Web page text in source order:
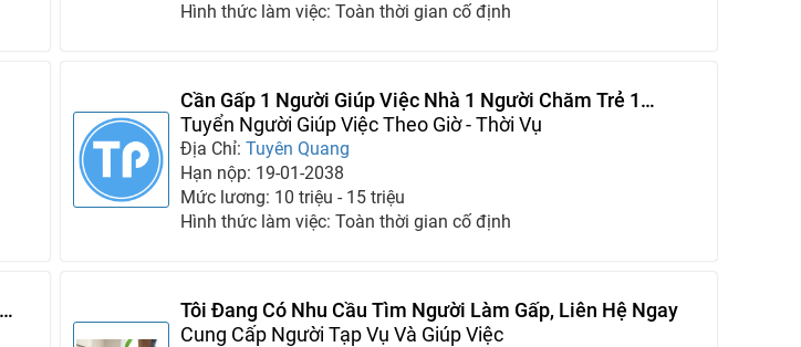
Hình thức làm việc: Toàn thời gian cố định
Cần Gấp 1 Người Giúp Việc Nhà 1 Người Chăm Trẻ 1
Người Chăm Sóc Bà Cụ
Tuyển Người Giúp Việc Theo Giờ - Thời Vụ
Địa Chỉ: Tuyên Quang
Hạn nộp: 19-01-2038
Mức lương: 10 triệu - 15 triệu
Hình thức làm việc: Toàn thời gian cố định
Tôi Đang Có Nhu Cầu Tìm Người Làm Gấp, Liên Hệ Ngay
Cung Cấp Người Tạp Vụ Và Giúp Việc